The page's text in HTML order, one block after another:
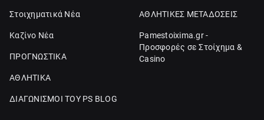
Στοιχηματικά Νέα
Καζίνο Νέα
ΠΡΟΓΝΩΣΤΙΚΑ
ΑΘΛΗΤΙΚΑ
ΔΙΑΓΩΝΙΣΜΟΙ ΤΟΥ PS BLOG
ΑΘΛΗΤΙΚΕΣ ΜΕΤΑΔΟΣΕΙΣ
Pamestoixima.gr -
Προσφορές σε Στοίχημα &
Casino